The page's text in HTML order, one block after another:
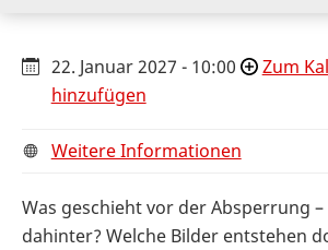
22. Januar 2027 - 10:00
Zum
hinzufügen
Weitere Informationen
Was geschieht vor der Absperrung
dahinter? Welche Bilder entstehen